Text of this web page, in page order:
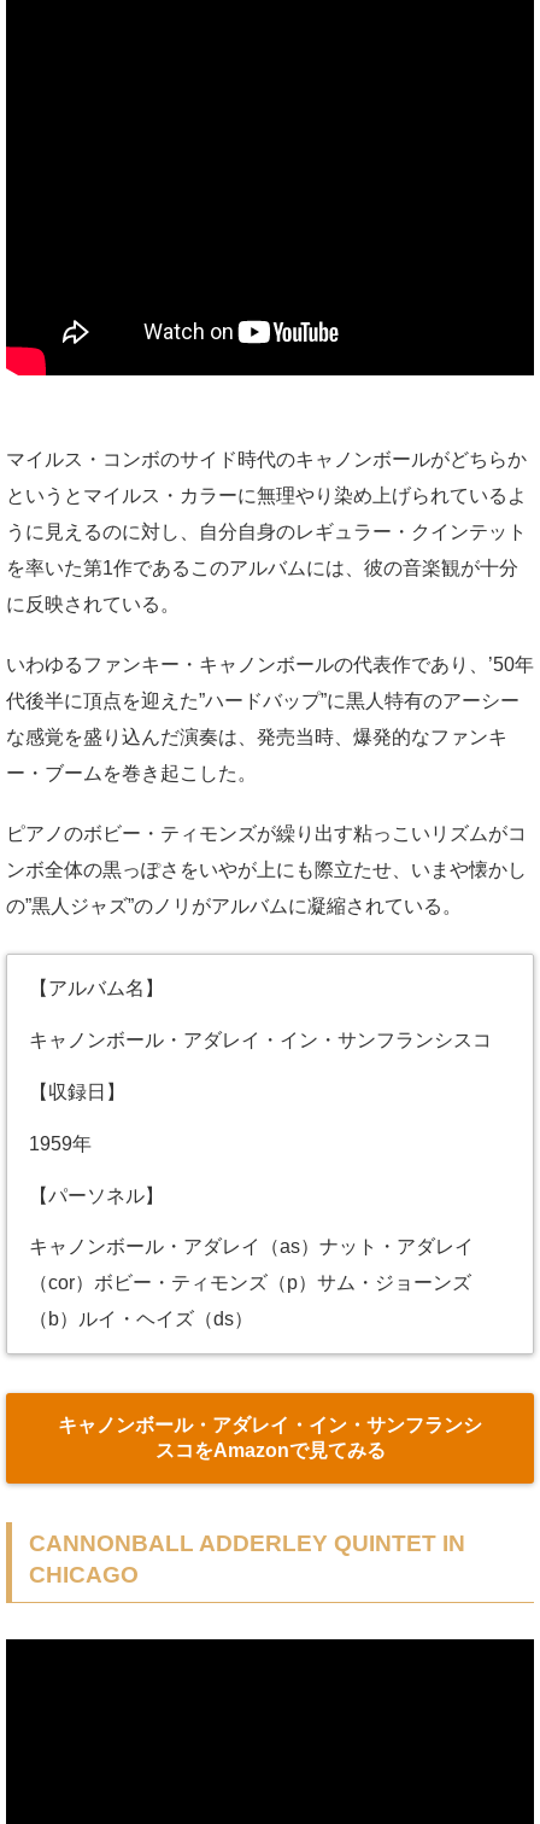
マイルス・コンボのサイド時代のキャノンボールがどちらか
というとマイルス・カラーに無理やり染め上げられているよ
うに見えるのに対し、自分自身のレギュラー・クインテット
を率いた第1作であるこのアルバムには、彼の音楽観が十分
に反映されている。
いわゆるファンキー・キャノンボールの代表作であり、’50年
代後半に頂点を迎えた”ハードバップ”に黒人特有のアーシー
な感覚を盛り込んだ演奏は、発売当時、爆発的なファンキ
ー・ブームを巻き起こした。
ピアノのボビー・ティモンズが繰り出す粘っこいリズムがコ
ンボ全体の黒っぽさをいやが上にも際立たせ、いまや懐かし
の”黒人ジャズ”のノリがアルバムに凝縮されている。
【アルバム名】
キャノンボール・アダレイ・イン・サンフランシスコ
【収録日】
1959年
【パーソネル】
キャノンボール・アダレイ（as）ナット・アダレイ
（cor）ボビー・ティモンズ（p）サム・ジョーンズ
（b）ルイ・ヘイズ（ds）
キャノンボール・アダレイ・イン・サンフランシ
スコをAmazonで見てみる
CANNONBALL ADDERLEY QUINTET IN
CHICAGO